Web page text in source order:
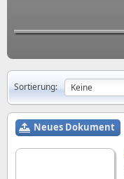
Sortierung:
Neues Dokument